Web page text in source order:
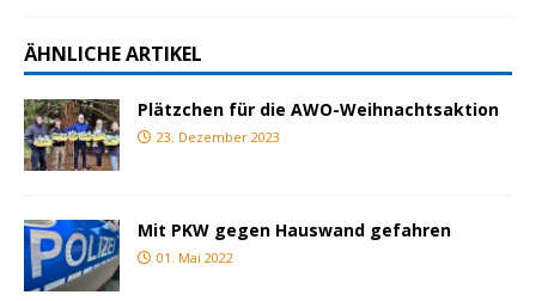
ÄHNLICHE ARTIKEL
Plätzchen für die AWO-Weihnachtsaktion
23. Dezember 2023
Mit PKW gegen Hauswand gefahren
01. Mai 2022